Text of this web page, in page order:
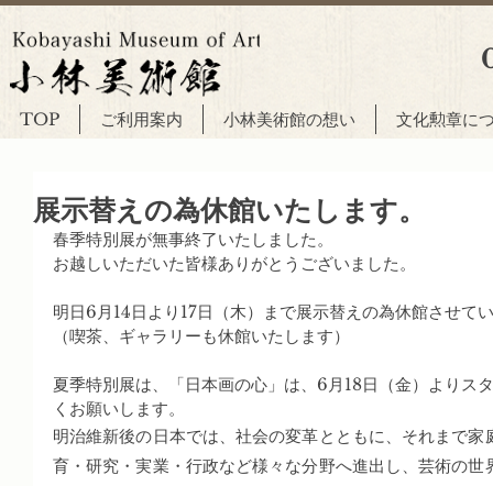
TOP ご利用案内 小林美術館の想い 文化勲章に
展示替えの為休館いたします。
春季特別展が無事終了いたしました。
お越しいただいた皆様ありがとうございました。
明日6月14日より17日（木）まで展示替えの為休館させて
（喫茶、ギャラリーも休館いたします）
夏季特別展は、「日本画の心」は、6月18日（金）よりス
くお願いします。
明治維新後の日本では、社会の変革とともに、それまで
育・研究・実業・行政など様々な分野へ進出し、芸術の